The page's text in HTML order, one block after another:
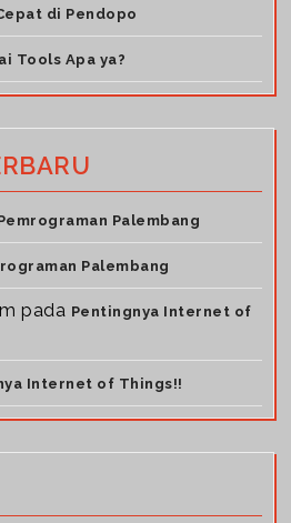
di Pendopo
Tools Apa ya?
Palembang
Palembang
pada Pentingnya Internet of
Internet of Things!!